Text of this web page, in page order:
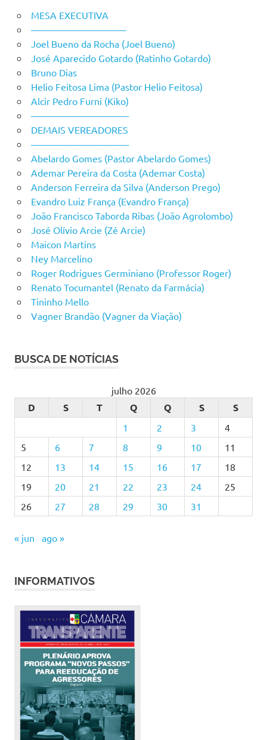
MESA EXECUTIVA
——————————
Joel Bueno da Rocha (Joel Bueno)
José Aparecido Gotardo (Ratinho Gotardo)
Bruno Dias
Helio Feitosa Lima (Pastor Helio Feitosa)
Alcir Pedro Furni (Kiko)
——————————-
DEMAIS VEREADORES
——————————-
Abelardo Gomes (Pastor Abelardo Gomes)
Ademar Pereira da Costa (Ademar Costa)
Anderson Ferreira da Silva (Anderson Prego)
Evandro Luiz França (Evandro França)
João Francisco Taborda Ribas (João Agrolombo)
José Olívio Arcie (Zé Arcie)
Maicon Martins
Ney Marcelino
Roger Rodrigues Germiniano (Professor Roger)
Renato Tocumantel (Renato da Farmácia)
Tininho Mello
Vagner Brandão (Vagner da Viação)
BUSCA DE NOTÍCIAS
julho 2026
D S T Q Q S S
1 2 3
4
5
6 7 8 9 10
11
12
13 14 15 16 17
18
19
20 21 22 23 24
25
26
27 28 29 30 31
« jun ago »
INFORMATIVOS